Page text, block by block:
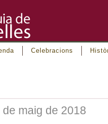
Celebracions
maig de 2018